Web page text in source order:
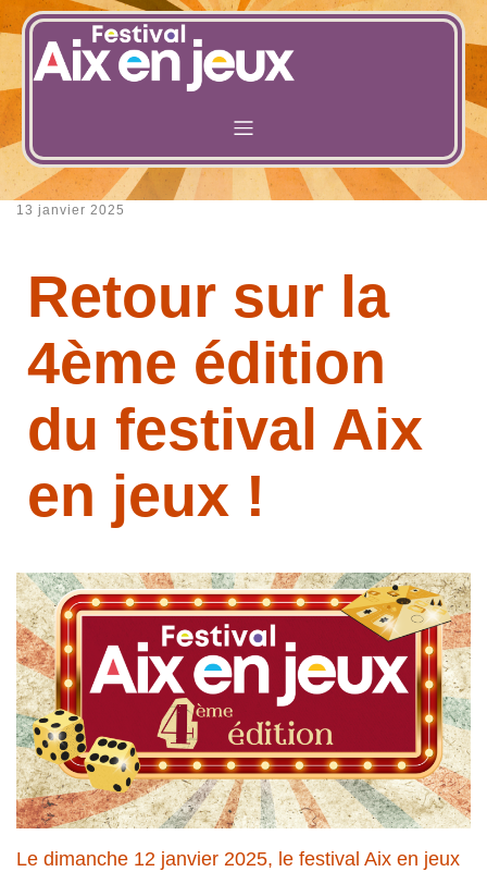
13 janvier 2025
Retour sur la
4ème édition
du festival Aix
en jeux !
Le dimanche 12 janvier 2025, le festival Aix en jeux